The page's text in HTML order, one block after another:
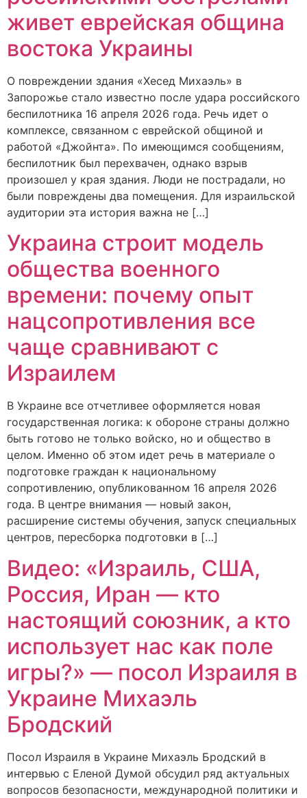
живет еврейская община
востока Украины
О повреждении здания «Хесед Михаэль» в
Запорожье стало известно после удара российского
беспилотника 16 апреля 2026 года. Речь идет о
комплексе, связанном с еврейской общиной и
работой «Джойнта». По имеющимся сообщениям,
беспилотник был перехвачен, однако взрыв
произошел у края здания. Люди не пострадали, но
были повреждены два помещения. Для израильской
аудитории эта история важна не […]
Украина строит модель
общества военного
времени: почему опыт
нацсопротивления все
чаще сравнивают с
Израилем
В Украине все отчетливее оформляется новая
государственная логика: к обороне страны должно
быть готово не только войско, но и общество в
целом. Именно об этом идет речь в материале о
подготовке граждан к национальному
сопротивлению, опубликованном 16 апреля 2026
года. В центре внимания — новый закон,
расширение системы обучения, запуск специальных
центров, пересборка подготовки в […]
Видео: «Израиль, США,
Россия, Иран — кто
настоящий союзник, а кто
использует нас как поле
игры?» — посол Израиля в
Украине Михаэль
Бродский
Посол Израиля в Украине Михаэль Бродский в
интервью с Еленой Думой обсудил ряд актуальных
вопросов безопасности, международной политики и